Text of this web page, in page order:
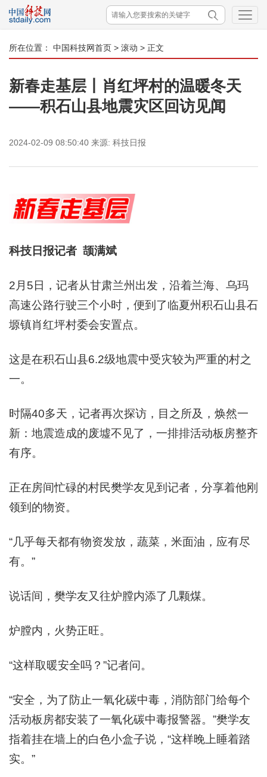
所在位置： 中国科技网首页 > 滚动 > 正文
新春走基层丨肖红坪村的温暖冬天
——积石山县地震灾区回访见闻
2024-02-09 08:50:40 来源: 科技日报
科技日报记者 颉满斌
2月5日，记者从甘肃兰州出发，沿着兰海、乌玛
高速公路行驶三个小时，便到了临夏州积石山县石
塬镇肖红坪村委会安置点。
这是在积石山县6.2级地震中受灾较为严重的村之
一。
时隔40多天，记者再次探访，目之所及，焕然一
新：地震造成的废墟不见了，一排排活动板房整齐
有序。
正在房间忙碌的村民樊学友见到记者，分享着他刚
领到的物资。
“几乎每天都有物资发放，蔬菜，米面油，应有尽
有。”
说话间，樊学友又往炉膛内添了几颗煤。
炉膛内，火势正旺。
“这样取暖安全吗？”记者问。
“安全，为了防止一氧化碳中毒，消防部门给每个
活动板房都安装了一氧化碳中毒报警器。”樊学友
指着挂在墙上的白色小盒子说，“这样晚上睡着踏
实。”